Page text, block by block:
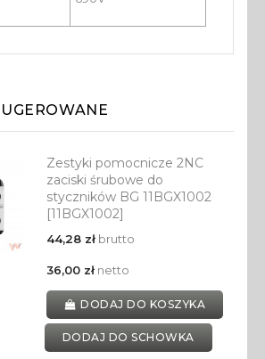
Zestyki pomocnicze 2NC
zaciski śrubowe do
styczników BG 11BGX1002
[11BGX1002]
44,28 złbrutto
36,00 złnetto
DODAJ DO KOSZYKA
DODAJ DO SCHOWKA